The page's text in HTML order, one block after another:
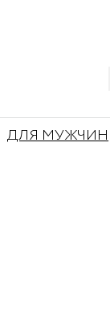
ДЛЯ МУЖЧИН